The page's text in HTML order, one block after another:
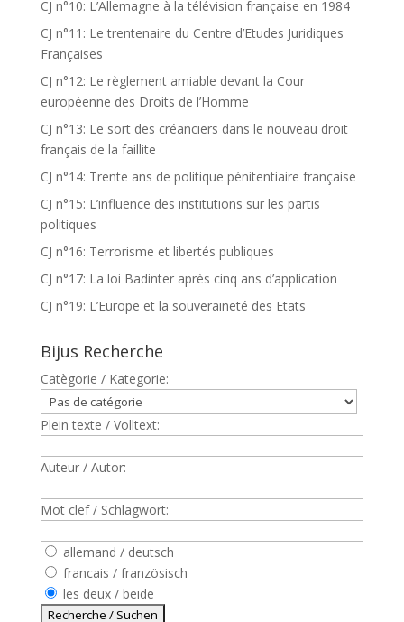
CJ n°10: L’Allemagne à la télévision française en 1984
CJ n°11: Le trentenaire du Centre d’Etudes Juridiques
Françaises
CJ n°12: Le règlement amiable devant la Cour
européenne des Droits de l’Homme
CJ n°13: Le sort des créanciers dans le nouveau droit
français de la faillite
CJ n°14: Trente ans de politique pénitentiaire française
CJ n°15: L’influence des institutions sur les partis
politiques
CJ n°16: Terrorisme et libertés publiques
CJ n°17: La loi Badinter après cinq ans d’application
CJ n°19: L’Europe et la souveraineté des Etats
Bijus Recherche
Catègorie / Kategorie:
Plein texte / Volltext:
Auteur / Autor:
Mot clef / Schlagwort:
allemand / deutsch
francais / französisch
les deux / beide